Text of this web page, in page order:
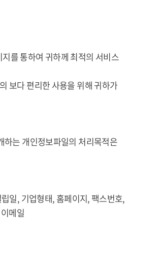
를 통하여 귀하께 최적의 서비스
보다 편리한 사용을 위해 귀하가
하는 개인정보파일의 처리목적은
기업형태, 홈페이지, 팩스번호,
메일